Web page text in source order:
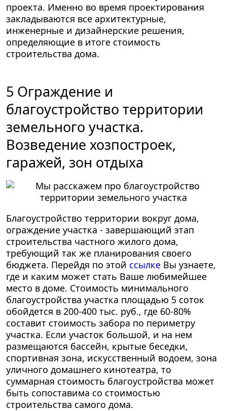
проекта. Именно во время проектирования
закладываются все архитектурные,
инженерные и дизайнерские решения,
определяющие в итоге стоимость
строительства дома.
5 Ограждение и
благоустройство территории
земельного участка.
Возведение хозпостроек,
гаражей, зон отдыха
Благоустройство территории вокруг дома,
ограждение участка - завершающий этап
строительства частного жилого дома,
требующий так же планирования своего
бюджета. Перейдя по этой ссылке
где и каким может стать Ваше любимейшее
место в доме. Стоимость минимального
благоустройства участка площадью 5 соток
обойдется в 200-400 тыс. руб., где 60-80%
составит стоимость забора по периметру
участка. Если участок большой, и на нем
размещаются бассейн, крытые беседки,
спортивная зона, искусственный водоем, зона
уличного домашнего кинотеатра, то
суммарная стоимость благоустройства может
быть сопоставима со стоимостью
строительства самого дома.